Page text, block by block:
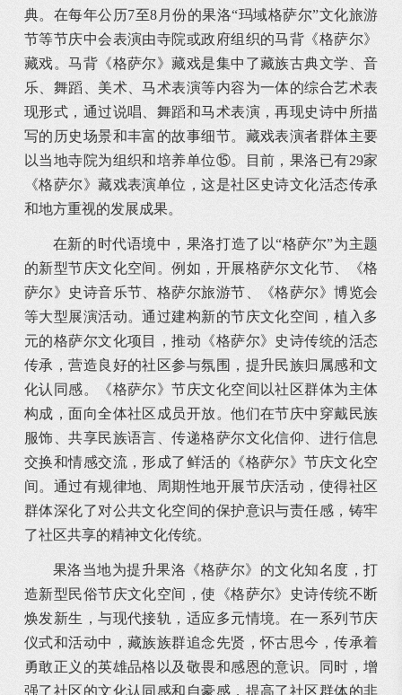
典。在每年公历7至8月份的果洛“玛域格萨尔”文化旅游
节等节庆中会表演由寺院或政府组织的马背《格萨尔》
藏戏。马背《格萨尔》藏戏是集中了藏族古典文学、音
乐、舞蹈、美术、马术表演等内容为一体的综合艺术表
现形式，通过说唱、舞蹈和马术表演，再现史诗中所描
写的历史场景和丰富的故事细节。藏戏表演者群体主要
以当地寺院为组织和培养单位⑮。目前，果洛已有29家
《格萨尔》藏戏表演单位，这是社区史诗文化活态传承
和地方重视的发展成果。
在新的时代语境中，果洛打造了以“格萨尔”为主题
的新型节庆文化空间。例如，开展格萨尔文化节、《格
萨尔》史诗音乐节、格萨尔旅游节、《格萨尔》博览会
等大型展演活动。通过建构新的节庆文化空间，植入多
元的格萨尔文化项目，推动《格萨尔》史诗传统的活态
传承，营造良好的社区参与氛围，提升民族归属感和文
化认同感。《格萨尔》节庆文化空间以社区群体为主体
构成，面向全体社区成员开放。他们在节庆中穿戴民族
服饰、共享民族语言、传递格萨尔文化信仰、进行信息
交换和情感交流，形成了鲜活的《格萨尔》节庆文化空
间。通过有规律地、周期性地开展节庆活动，使得社区
群体深化了对公共文化空间的保护意识与责任感，铸牢
了社区共享的精神文化传统。
果洛当地为提升果洛《格萨尔》的文化知名度，打
造新型民俗节庆文化空间，使《格萨尔》史诗传统不断
焕发新生，与现代接轨，适应多元情境。在一系列节庆
仪式和活动中，藏族族群追念先贤，怀古思今，传承着
勇敢正义的英雄品格以及敬畏和感恩的意识。同时，增
强了社区的文化认同感和自豪感，提高了社区群体的非